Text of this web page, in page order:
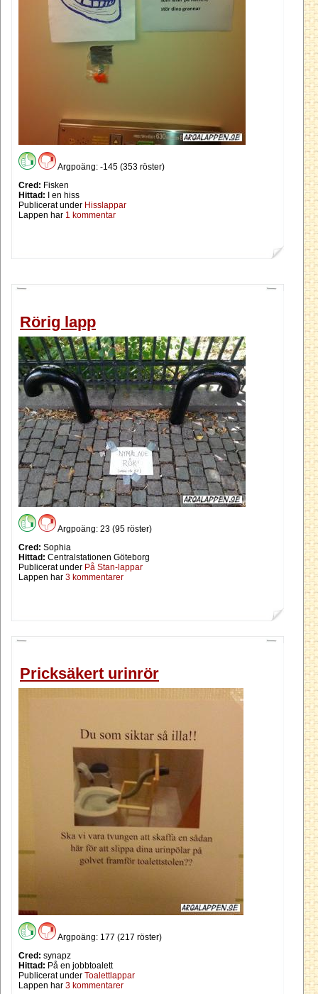
Argpoäng: -145 (353 röster)
Cred: Fisken
Hittad: I en hiss
Publicerat under Hisslappar
Lappen har 1 kommentar
Rörig lapp
Argpoäng: 23 (95 röster)
Cred: Sophia
Hittad: Centralstationen Göteborg
Publicerat under På Stan-lappar
Lappen har 3 kommentarer
Pricksäkert urinrör
Argpoäng: 177 (217 röster)
Cred: synapz
Hittad: På en jobbtoalett
Publicerat under Toalettlappar
Lappen har 3 kommentarer